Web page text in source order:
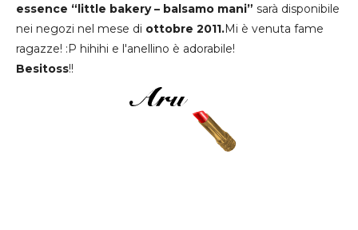
essence “little bakery – balsamo mani” sarà disponibile
nei negozi nel mese di ottobre 2011.Mi è venuta fame
ragazze! :P hihihi e l'anellino è adorabile!
Besitoss!!